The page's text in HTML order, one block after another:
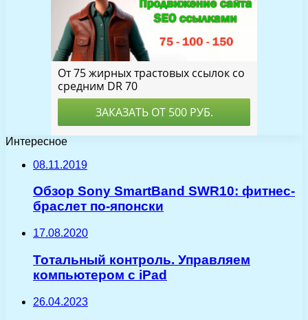
Интересное
08.11.2019
Обзор Sony SmartBand SWR10: фитнес-
браслет по-японски
17.08.2020
Тотальный контроль. Управляем
компьютером с iPad
26.04.2023